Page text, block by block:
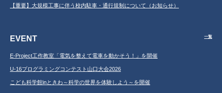
【重要】大規模工事に伴う校内駐車・通行規制について（お知らせ）
EVENT 一覧
E-Project工作教室「電気を整えて電車を動かそう！」を開催
U-16プログラミングコンテスト山口大会2026
こども科学館inときわ～科学の世界を体験しよう～を開催